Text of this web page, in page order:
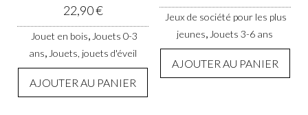
22,90€
Jouet en bois, Jouets 0-3
ans, Jouets, jouets d'éveil
AJOUTER AU PANIER
Jeux de société pour les plus
jeunes, Jouets 3-6 ans
AJOUTER AU PANIER